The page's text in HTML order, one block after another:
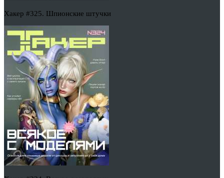
Хакер #325. Шпионские штучки